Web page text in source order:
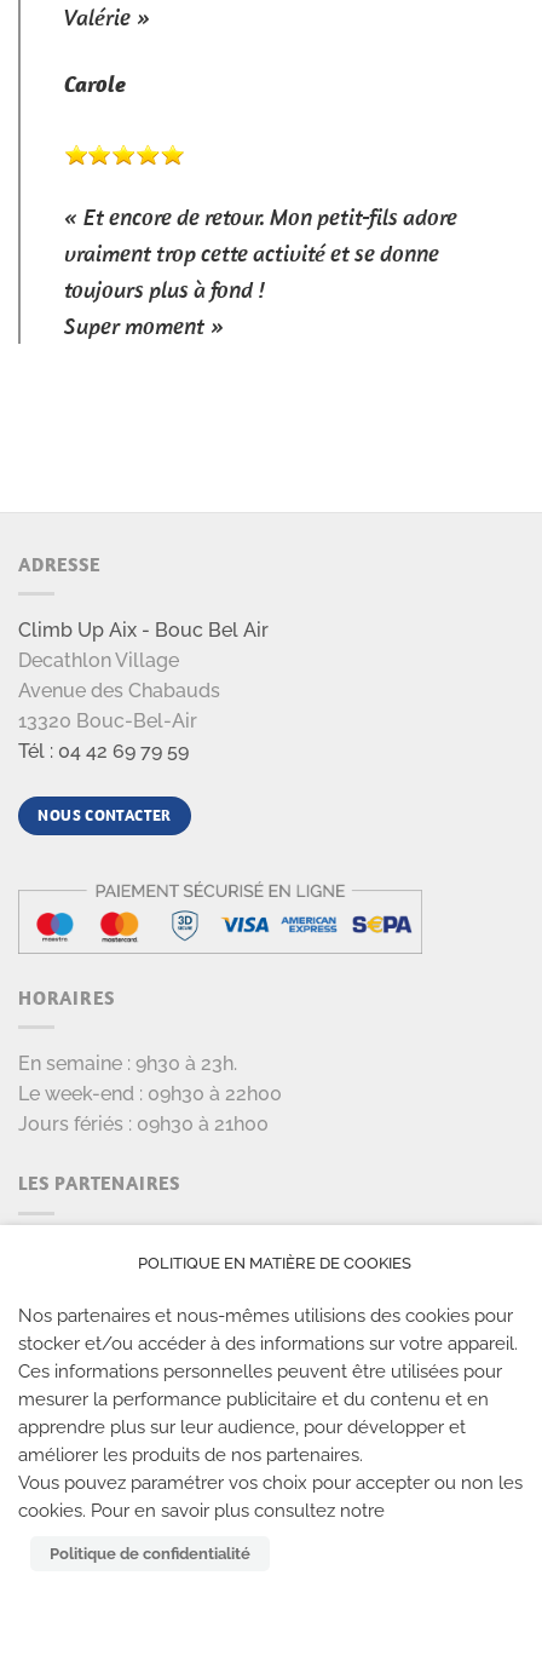
Valérie »
Carole
« Et encore de retour. Mon petit-fils adore
vraiment trop cette activité et se donne
toujours plus à fond !
Super moment »
ADRESSE
Climb Up Aix - Bouc Bel Air
Decathlon Village
Avenue des Chabauds
13320 Bouc-Bel-Air
Tél : 04 42 69 79 59
NOUS CONTACTER
HORAIRES
En semaine : 9h30 à 23h.
Le week-end : 09h30 à 22h00
Jours fériés : 09h30 à 21h00
LES PARTENAIRES
LES SALLES CLIMB UP
POLITIQUE EN MATIÈRE DE COOKIES
Nos partenaires et nous-mêmes utilisions des cookies pour
stocker et/ou accéder à des informations sur votre appareil.
Ces informations personnelles peuvent être utilisées pour
mesurer la performance publicitaire et du contenu et en
apprendre plus sur leur audience, pour développer et
améliorer les produits de nos partenaires.
Vous pouvez paramétrer vos choix pour accepter ou non les
cookies. Pour en savoir plus consultez notre
Politique de confidentialité